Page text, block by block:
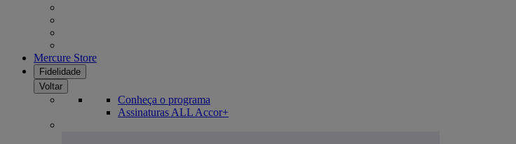
Mercure Store
Fidelidade
Voltar
Conheça o programa
Assinaturas ALL Accor+